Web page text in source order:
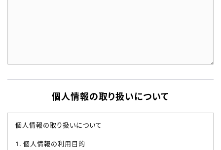
個人情報の取り扱いについて
個人情報の取り扱いについて
1. 個人情報の利用目的